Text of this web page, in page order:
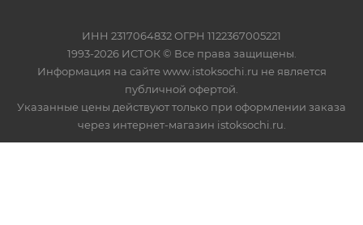
ИНН 2317064832 ОГРН 1122367005221
1993-2026 ИСТОК © Все права защищены.
Информация на сайте www.istoksochi.ru не является
публичной офертой.
Указанные цены действуют только при оформлении заказа
через интернет-магазин istoksochi.ru.